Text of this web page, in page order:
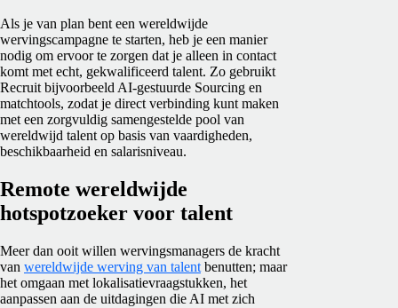
Als je van plan bent een wereldwijde
wervingscampagne te starten, heb je een manier
nodig om ervoor te zorgen dat je alleen in contact
komt met echt, gekwalificeerd talent. Zo gebruikt
Recruit bijvoorbeeld AI-gestuurde Sourcing en
matchtools, zodat je direct verbinding kunt maken
met een zorgvuldig samengestelde pool van
wereldwijd talent op basis van vaardigheden,
beschikbaarheid en salarisniveau.
Remote wereldwijde
hotspotzoeker voor talent
Meer dan ooit willen wervingsmanagers de kracht
van wereldwijde werving van talent benutten; maar
het omgaan met lokalisatievraagstukken, het
aanpassen aan de uitdagingen die AI met zich